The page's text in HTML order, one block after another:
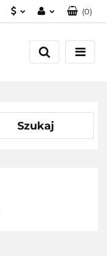
Zaloguj się
Załóż konto
(0)
Szukaj